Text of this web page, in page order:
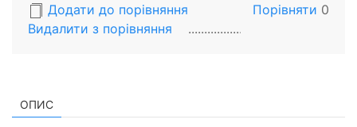
Додати до порівняння
Видалити з порiвняння
Порівняти 0
ОПИС